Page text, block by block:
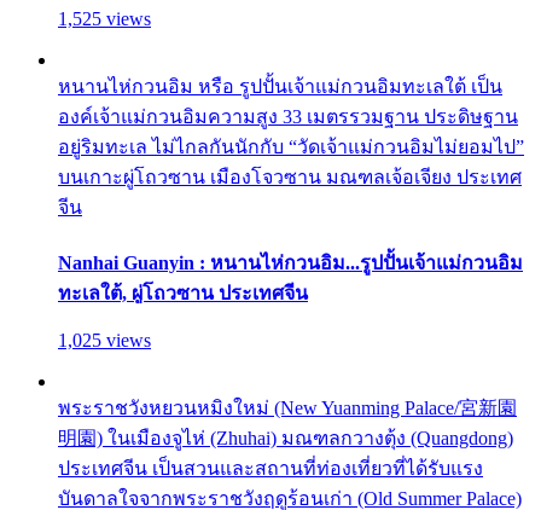
1,525 views
หนานไห่กวนอิม หรือ รูปปั้นเจ้าแม่กวนอิมทะเลใต้ เป็น
องค์เจ้าแม่กวนอิมความสูง 33 เมตรรวมฐาน ประดิษฐาน
อยู่ริมทะเล ไม่ไกลกันนักกับ “วัดเจ้าแม่กวนอิมไม่ยอมไป”
บนเกาะผู่โถวซาน เมืองโจวซาน มณฑลเจ้อเจียง ประเทศ
จีน
Nanhai Guanyin : หนานไห่กวนอิม...รูปปั้นเจ้าแม่กวนอิม
ทะเลใต้, ผู่โถวซาน ประเทศจีน
1,025 views
พระราชวังหยวนหมิงใหม่ (New Yuanming Palace/宮新園
明園) ในเมืองจูไห่ (Zhuhai) มณฑลกวางตุ้ง (Quangdong)
ประเทศจีน เป็นสวนและสถานที่ท่องเที่ยวที่ได้รับแรง
บันดาลใจจากพระราชวังฤดูร้อนเก่า (Old Summer Palace)